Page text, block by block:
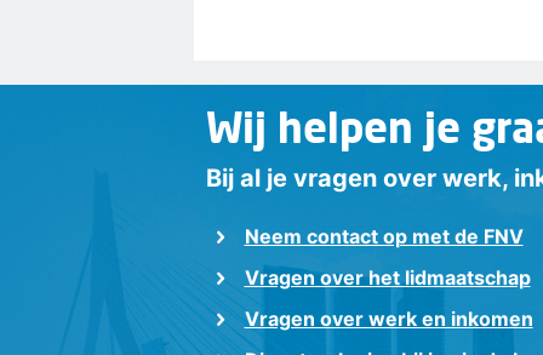
Wij helpen je
Bij al je vragen over werk,
Neem contact op met de FNV
Vragen over het lidmaatschap
Vragen over werk en inkomen